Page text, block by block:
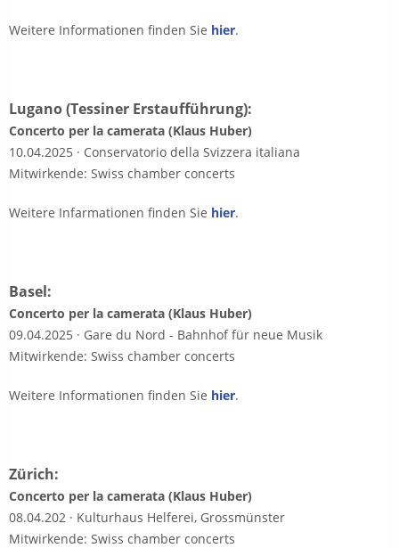
Weitere Informationen finden Sie hier.
Lugano (Tessiner Erstaufführung):
Concerto per la camerata (Klaus Huber)
10.04.2025 · Conservatorio della Svizzera italiana
Mitwirkende: Swiss chamber concerts
Weitere Infarmationen finden Sie hier.
Basel:
Concerto per la camerata (Klaus Huber)
09.04.2025 · Gare du Nord - Bahnhof für neue Musik
Mitwirkende: Swiss chamber concerts
Weitere Informationen finden Sie hier.
Zürich:
Concerto per la camerata (Klaus Huber)
08.04.202 · Kulturhaus Helferei, Grossmünster
Mitwirkende: Swiss chamber concerts